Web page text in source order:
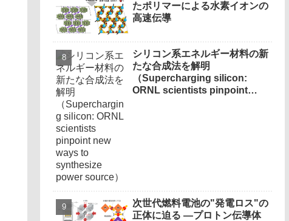
たポリマーによる水素イオンの
高速伝導
シリコン系エネルギー材料の新
たな合成法を解明
（Supercharging silicon:
ORNL scientists pinpoint
次世代燃料電池の"発電ロス"の
正体に迫る ―プロトン伝導体